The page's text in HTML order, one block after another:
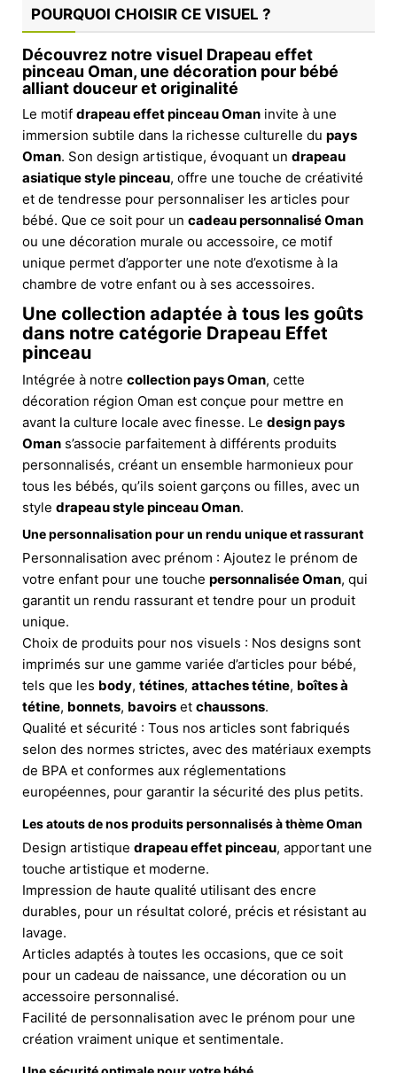
POURQUOI CHOISIR CE VISUEL ?
Découvrez notre visuel Drapeau effet
pinceau Oman, une décoration pour bébé
alliant douceur et originalité
Le motif drapeau effet pinceau Oman invite à une
immersion subtile dans la richesse culturelle du pays
Oman. Son design artistique, évoquant un drapeau
asiatique style pinceau, offre une touche de créativité
et de tendresse pour personnaliser les articles pour
bébé. Que ce soit pour un cadeau personnalisé Oman
ou une décoration murale ou accessoire, ce motif
unique permet d’apporter une note d’exotisme à la
chambre de votre enfant ou à ses accessoires.
Une collection adaptée à tous les goûts
dans notre catégorie Drapeau Effet
pinceau
Intégrée à notre collection pays Oman, cette
décoration région Oman est conçue pour mettre en
avant la culture locale avec finesse. Le design pays
Oman s’associe parfaitement à différents produits
personnalisés, créant un ensemble harmonieux pour
tous les bébés, qu’ils soient garçons ou filles, avec un
style drapeau style pinceau Oman.
Une personnalisation pour un rendu unique et rassurant
Personnalisation avec prénom : Ajoutez le prénom de
votre enfant pour une touche personnalisée Oman, qui
garantit un rendu rassurant et tendre pour un produit
unique.
Choix de produits pour nos visuels : Nos designs sont
imprimés sur une gamme variée d’articles pour bébé,
tels que les body, tétines, attaches tétine, boîtes à
tétine, bonnets, bavoirs et chaussons.
Qualité et sécurité : Tous nos articles sont fabriqués
selon des normes strictes, avec des matériaux exempts
de BPA et conformes aux réglementations
européennes, pour garantir la sécurité des plus petits.
Les atouts de nos produits personnalisés à thème Oman
Design artistique drapeau effet pinceau, apportant une
touche artistique et moderne.
Impression de haute qualité utilisant des encre
durables, pour un résultat coloré, précis et résistant au
lavage.
Articles adaptés à toutes les occasions, que ce soit
pour un cadeau de naissance, une décoration ou un
accessoire personnalisé.
Facilité de personnalisation avec le prénom pour une
création vraiment unique et sentimentale.